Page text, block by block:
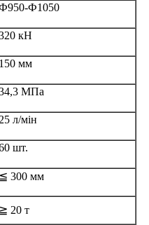
Ф1050
кН
150 мм
МПа
25 л/мін
шт.
≦ 300 мм
≧ 20 т